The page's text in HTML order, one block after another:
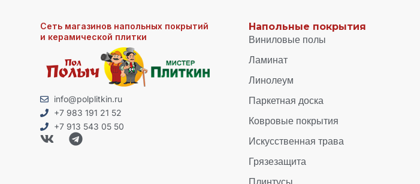
Сеть магазинов напольных покрытий
и керамической плитки
info@polplitkin.ru
+7 983 191 21 52
+7 913 543 05 50
Напольные покрытия
Виниловые полы
Ламинат
Линолеум
Паркетная доска
Ковровые покрытия
Искусственная трава
Грязезащита